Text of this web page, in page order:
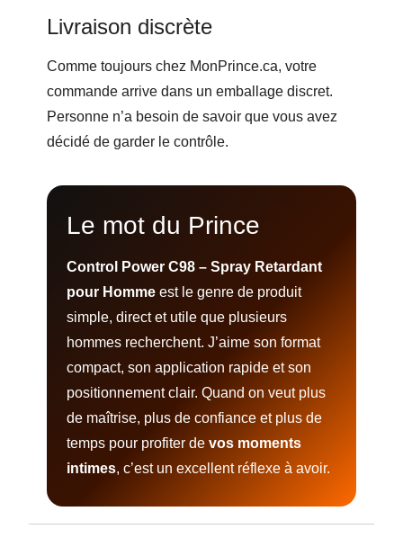
Livraison discrète
Comme toujours chez MonPrince.ca, votre
commande arrive dans un emballage discret.
Personne n’a besoin de savoir que vous avez
décidé de garder le contrôle.
Le mot du Prince
Control Power C98 – Spray Retardant
pour Homme est le genre de produit
simple, direct et utile que plusieurs
hommes recherchent. J’aime son format
compact, son application rapide et son
positionnement clair. Quand on veut plus
de maîtrise, plus de confiance et plus de
temps pour profiter de vos moments
intimes, c’est un excellent réflexe à avoir.